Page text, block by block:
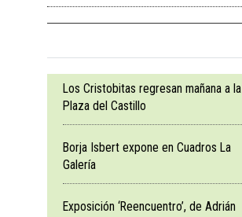
Los Cristobitas regresan mañana a la
Plaza del Castillo
Borja Isbert expone en Cuadros La
Galería
Exposición ‘Reencuentro’, de Adrián